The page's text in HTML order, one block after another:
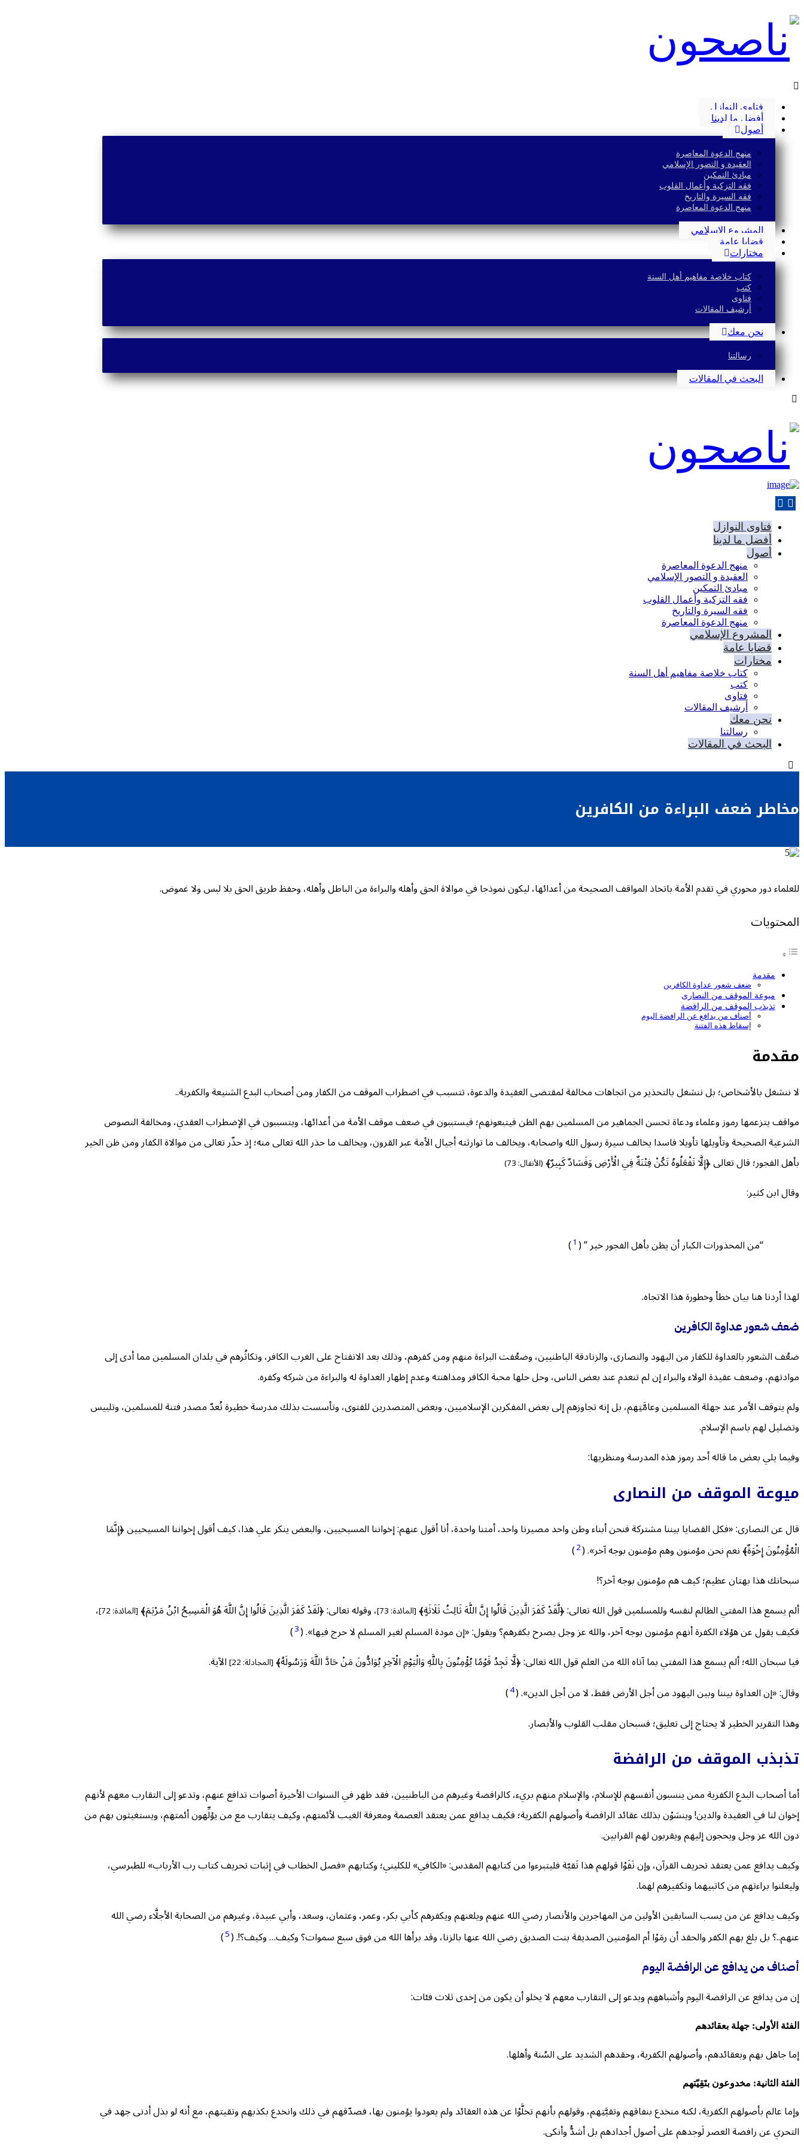
فتاوى النوازل
أفضل ما لدينا
أصول
منهج الدعوة المعاصرة
العقيدة و التصور الإسلامي
مبادئ التمكين
فقه التزكية وأعمال القلوب
فقه السيرة والتاريخ
منهج الدعوة المعاصرة
المشروع الإسلامي
قضايا عامة
مختارات
كتاب خلاصة مفاهيم أهل السنة
كتب
فتاوى
أرشيف المقالات
نحن معك
رسالتنا
البحث في المقالات
فتاوى النوازل
أفضل ما لدينا
أصول
منهج الدعوة المعاصرة
العقيدة و التصور الإسلامي
مبادئ التمكين
فقه التزكية وأعمال القلوب
فقه السيرة والتاريخ
منهج الدعوة المعاصرة
المشروع الإسلامي
قضايا عامة
مختارات
كتاب خلاصة مفاهيم أهل السنة
كتب
فتاوى
أرشيف المقالات
نحن معك
رسالتنا
البحث في المقالات
مخاطر ضعف البراءة من الكافرين
للعلماء دور محوري في تقدم الأمة باتخاذ المواقف الصحيحة من أعدائها، ليكون نموذجا في موالاة الحق وأهله والبراءة من الباطل وأهله، وحفظ طريق الحق بلا لبس ولا غموض.
المحتويات
مقدمة
ضعف شعور عداوة الكافرين
ميوعة الموقف من النصارى
تذبذب الموقف من الرافضة
أصناف من يدافع عن الرافضة اليوم
إسقاط هذه الفتنة
مقدمة
لا ننشغل بالأشخاص؛ بل ننشغل بالتحذير من اتجاهات مخالفة لمقتضى العقيدة والدعوة، تتسبب في اضطراب الموقف من الكفار ومن أصحاب البدع الشنيعة والكفرية..
مواقف يتزعمها رموز وعلماء ودعاة تحسن الجماهير من المسلمين بهم الظن فيتبعونهم؛ فيستببون في ضعف موقف الأمة من أعدائها، ويتسببون في الإضطراب العقدي، ومخالفة النصوص
الشرعية الصحيحة وتأويلها تأويلا فاسدا يخالف سيرة رسول الله واصحابه، ويخالف ما توارثته أجيال الأمة عبر القرون، ويخالف ما حذر الله تعالى منه؛ إذ حذّر تعالى من موالاة الكفار ومن ظن الخير
بأهل الفجور؛ قال تعالى ﴿إِلَّا تَفْعَلُوهُ تَكُنْ فِتْنَةٌ فِي الْأَرْضِ وَفَسَادٌ كَبِيرٌ﴾(الأنفال: 73)
وقال ابن كثير:
“من المحذورات الكبار أن يظن بأهل الفجور خير ” (1
)
لهذا أردنا هنا بيان خطأ وخطورة هذا الاتجاه.
ضعف شعور عداوة الكافرين
ضعُف الشعور بالعداوة للكفار من اليهود والنصارى، والزنادقة الباطنيين، وضعُفت البراءة منهم ومن كفرهم، وذلك بعد الانفتاح على الغرب الكافر، وتكاثُرهم في بلدان المسلمين مما أدى إلى
موادتهم، وضعف عقيدة الولاء والبراء إن لم تنعدم عند بعض الناس، وحل حلها محبة الكافر ومداهنته وعدم إظهار العداوة له والبراءة من شركه وكفره.
ولم يتوقف الأمر عند جهلة المسلمين وعامَّتِهم، بل إنه تجاوزهم إلى بعض المفكرين الإسلاميين، وبعض المتصدرين للفتوى، وتأسست بذلك مدرسة خطيرة تُعدّ مصدر فتنة للمسلمين، وتلبيس
وتضليل لهم باسم الإسلام.
وفيما يلي بعض ما قاله أحد رموز هذه المدرسة ومنظريها:
ميوعة الموقف من النصارى
قال عن النصارى: «فكل القضايا بيننا مشتركة فنحن أبناء وطن واحد مصيرنا واحد، أمتنا واحدة، أنا أقول عنهم: إخواننا المسيحيين، والبعض ينكر علي هذا، كيف أقول إخواننا المسيحيين ﴿إِنَّمَا
الْمُؤْمِنُونَ إِخْوَةٌ﴾ نعم نحن مؤمنون وهم مؤمنون بوجه آخر». (2
)
سبحانك هذا بهتان عظيم؛ كيف هم مؤمنون بوجه آخر؟!
ألم يسمع هذا المفتي الظالم لنفسه وللمسلمين قول الله تعالى: ﴿لَّقَدْ كَفَرَ الَّذِينَ قَالُوا إِنَّ اللَّهَ ثَالِثُ ثَلَاثَةٍ﴾[المائدة: 73] ، وقوله تعالى: ﴿لَقَدْ كَفَرَ الَّذِينَ قَالُوا إِنَّ اللَّهَ هُوَ الْمَسِيحُ ابْنُ مَرْيَمَ﴾[المائدة: 72]
،
فكيف يقول عن هؤلاء الكفرة أنهم مؤمنون بوجه آخر، والله عز وجل يصرح بكفرهم؟ ويقول: «إن مودة المسلم لغير المسلم لا حرج فيها». (3
)
فيا سبحان الله؛ ألم يسمع هذا المفتي بما آتاه الله من العلم قول الله تعالى: ﴿لَّا تَجِدُ قَوْمًا يُؤْمِنُونَ بِاللَّهِ وَالْيَوْمِ الْآخِرِ يُوَادُّونَ مَنْ حَادَّ اللَّهَ وَرَسُولَهُ﴾[المجادلة: 22]
الآية.
وقال: «إن العداوة بيننا وبين اليهود من أجل الأرض فقط، لا من أجل الدين». (4
)
وهذا التقرير الخطير لا يحتاج إلى تعليق؛ فسبحان مقلب القلوب والأبصار.
تذبذب الموقف من الرافضة
أما أصحاب البدع الكفرية ممن ينسبون أنفسهم للإسلام، والإسلام منهم بريء، كالرافضة وغيرهم من الباطنيين، فقد ظهر في السنوات الأخيرة أصوات تدافع عنهم، وتدعو إلى التقارب معهم لأنهم
إخوان لنا في العقيدة والدين! وينسَوْن بذلك عقائد الرافضة وأصولهم الكفرية؛ فكيف يدافع عمن يعتقد العصمة ومعرفة الغيب لأئمتهم، وكيف يتقارب مع من يؤلِّهون أئمتهم، ويستغيثون بهم من
دون الله عز وجل ويحجون إليهم ويقربون لهم القرابين.
وكيف يدافع عمن يعتقد تحريف القرآن، وإن نَفَوْا قولهم هذا تَقيّة فليتبرءوا من كتابهم المقدس: «الكافي» للكليني؛ وكتابهم «فصل الخطاب في إثبات تحريف كتاب رب الأرباب» للطبرسي،
وليعلنوا براءتهم من كاتبيهما وتكفيرهم لهما.
وكيف يدافع عن من يسب السابقين الأولين من المهاجرين والأنصار رضي الله عنهم ويلعنهم ويكفرهم كأبي بكر، وعمر، وعثمان، وسعد، وأبي عبيدة، وغيرهم من الصحابة الأجلَّاء رضي الله
عنهم..؟ بل بلغ بهم الكفر والحقد أن رمَوْا أم المؤمنين الصديقة بنت الصديق رضي الله عنها بالزنا، وقد برأها الله من فوق سبع سموات؟ وكيف… وكيف؟!. (5
)
أصناف من يدافع عن الرافضة اليوم
إن من يدافع عن الرافضة اليوم وأشباههم ويدعو إلى التقارب معهم لا يخلو أن يكون من إحدى ثلاث فئات:
الفئة الأولى: جهلة بعقائدهم
إما جاهل بهم وبعقائدهم، وأصولهم الكفرية، وحقدهم الشديد على السُنة وأهلها.
الفئة الثانية: مخدوعون بتَقِيّتهم
وإما عالم بأصولهم الكفرية، لكنه منخدع بنفاقهم وتقيَّتِهم، وقولهم بأنهم تخلَّوْا عن هذه العقائد ولم يعودوا يؤمنون بها، فصدّقهم في ذلك وانخدع بكذبهم وتقيتهم، مع أنه لو بذل أدنى جهد في
التحري عن رافضة العصر لَوجدهم على أصول أجدادهم بل أشدُّ وأنكى.